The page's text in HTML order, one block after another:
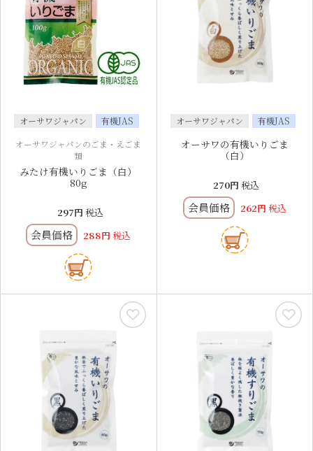
オーサワジャパン 有機JAS
オーサワジャパンのごま・えごま
類
みたけ有機いりごま（白）
80g
297 税込
会員価格 288 税込
オーサワジャパン 有機JAS
オーサワの有機いりごま
（白）
270 税込
会員価格 262 税込